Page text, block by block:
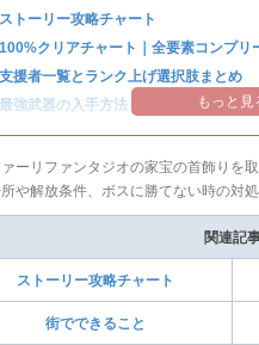
ストーリー攻略チャート
100%クリアチャート｜全要素コンプリ
支援者一覧とランク上げ選択肢まとめ
最強武器の入手方法 もっと見
ァーリファンタジオの家宝の首飾りを
や解放条件、ボスに勝てない時の対
関連記
ストーリー攻略チャート
街でできること